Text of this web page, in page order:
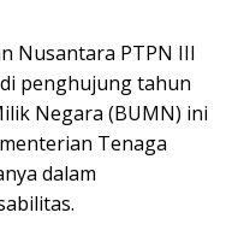
Nusantara PTPN III
penghujung tahun
Negara (BUMN) ini
Tenaga
dalam